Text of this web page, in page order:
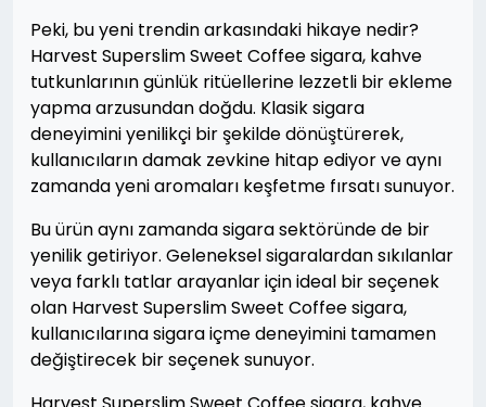
Peki, bu yeni trendin arkasındaki hikaye nedir?
Harvest Superslim Sweet Coffee sigara, kahve
tutkunlarının günlük ritüellerine lezzetli bir ekleme
yapma arzusundan doğdu. Klasik sigara
deneyimini yenilikçi bir şekilde dönüştürerek,
kullanıcıların damak zevkine hitap ediyor ve aynı
zamanda yeni aromaları keşfetme fırsatı sunuyor.
Bu ürün aynı zamanda sigara sektöründe de bir
yenilik getiriyor. Geleneksel sigaralardan sıkılanlar
veya farklı tatlar arayanlar için ideal bir seçenek
olan Harvest Superslim Sweet Coffee sigara,
kullanıcılarına sigara içme deneyimini tamamen
değiştirecek bir seçenek sunuyor.